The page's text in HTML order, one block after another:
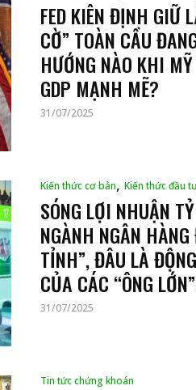
FED KIÊN ĐỊNH GIỮ
CỜ” TOÀN CẦU
HƯỚNG NÀO KHI
GDP MẠNH MẼ?
31/07/2025
Kiến thức cơ bản, Kiến thức đầu
SÓNG LỢI NHUẬN
NGÀNH NGÂN
TỈNH”, ĐÂU LÀ
CỦA CÁC “ÔNG
31/07/2025
Tin tức chứng khoán